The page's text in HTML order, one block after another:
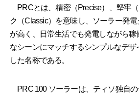
PRCとは、精密（Precise）、堅牢
ク（Classic）を意味し、ソーラー発
が高く、日常生活でも発電しながら稼
なシーンにマッチするシンプルなデ
した名称である。
PRC 100 ソーラーは、ティソ独自